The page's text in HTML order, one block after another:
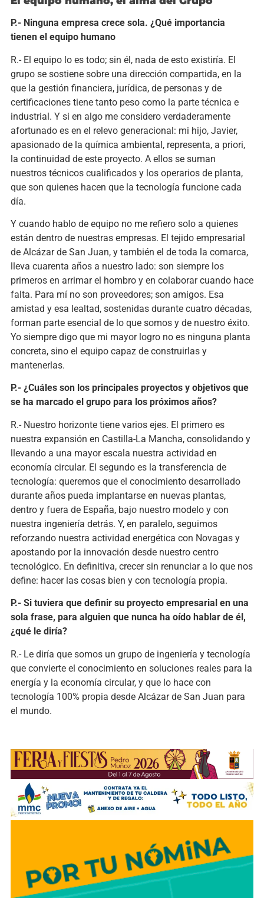
P.- Ninguna empresa crece sola. ¿Qué importancia
tienen el equipo humano
R.- El equipo lo es todo; sin él, nada de esto existiría. El
grupo se sostiene sobre una dirección compartida, en la
que la gestión financiera, jurídica, de personas y de
certificaciones tiene tanto peso como la parte técnica e
industrial. Y si en algo me considero verdaderamente
afortunado es en el relevo generacional: mi hijo, Javier,
apasionado de la química ambiental, representa, a priori,
la continuidad de este proyecto. A ellos se suman
nuestros técnicos cualificados y los operarios de planta,
que son quienes hacen que la tecnología funcione cada
día.
Y cuando hablo de equipo no me refiero solo a quienes
están dentro de nuestras empresas. El tejido empresarial
de Alcázar de San Juan, y también el de toda la comarca,
lleva cuarenta años a nuestro lado: son siempre los
primeros en arrimar el hombro y en colaborar cuando hace
falta. Para mí no son proveedores; son amigos. Esa
amistad y esa lealtad, sostenidas durante cuatro décadas,
forman parte esencial de lo que somos y de nuestro éxito.
Yo siempre digo que mi mayor logro no es ninguna planta
concreta, sino el equipo capaz de construirlas y
mantenerlas.
P.- ¿Cuáles son los principales proyectos y objetivos que
se ha marcado el grupo para los próximos años?
R.- Nuestro horizonte tiene varios ejes. El primero es
nuestra expansión en Castilla-La Mancha, consolidando y
llevando a una mayor escala nuestra actividad en
economía circular. El segundo es la transferencia de
tecnología: queremos que el conocimiento desarrollado
durante años pueda implantarse en nuevas plantas,
dentro y fuera de España, bajo nuestro modelo y con
nuestra ingeniería detrás. Y, en paralelo, seguimos
reforzando nuestra actividad energética con Novagas y
apostando por la innovación desde nuestro centro
tecnológico. En definitiva, crecer sin renunciar a lo que nos
define: hacer las cosas bien y con tecnología propia.
P.- Si tuviera que definir su proyecto empresarial en una
sola frase, para alguien que nunca ha oído hablar de él,
¿qué le diría?
R.- Le diría que somos un grupo de ingeniería y tecnología
que convierte el conocimiento en soluciones reales para la
energía y la economía circular, y que lo hace con
tecnología 100% propia desde Alcázar de San Juan para
el mundo.